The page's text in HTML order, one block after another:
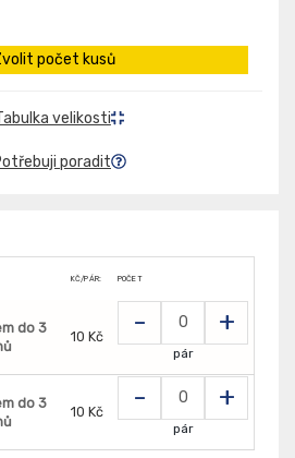
počet kusů
velikosti
poradit
KČ/PÁR: POČET
do 3
10 Kč - +
pár
do 3
10 Kč - +
pár